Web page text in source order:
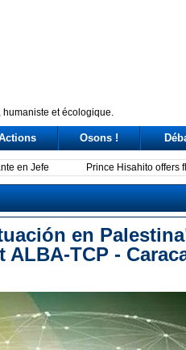
et écologique.
Osons !
flowers for Hiroshima A-bomb victims
en
TCP -